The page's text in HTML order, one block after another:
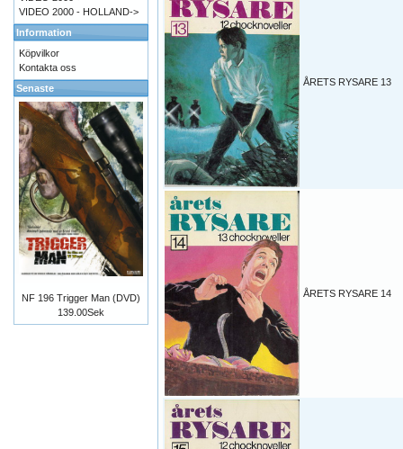
ÅRETS RYSARE 13
ÅRETS RYSARE 14
VIDEO 2000 - HOLLAND->
Information
Köpvilkor
Kontakta oss
Senaste
NF 196 Trigger Man (DVD)
139.00Sek